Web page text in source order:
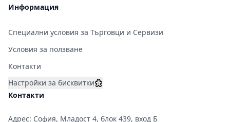
Информация
Специални условия за Търговци и Сервизи
Условия за ползване
Контакти
Настройки за бисквитки
Контакти
Адрес: София, Младост 4, блок 439, вход Б